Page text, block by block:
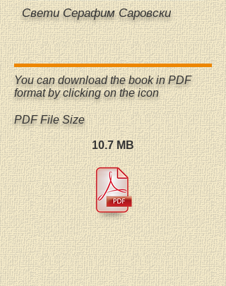
Свети Серафим Саровски
You can download the book in PDF
format by clicking on the icon
PDF File Size
10.7 MB